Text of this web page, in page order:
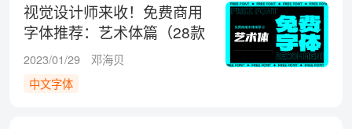
视觉设计师来收！免费商用
字体推荐：艺术体篇（28款
已打包）
2023/01/29
邓海贝
中文字体